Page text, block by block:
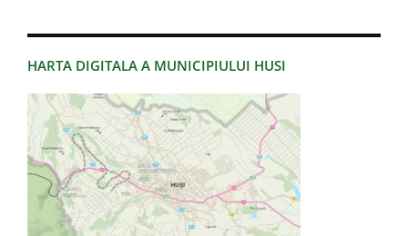
HARTA DIGITALA A MUNICIPIULUI HUSI